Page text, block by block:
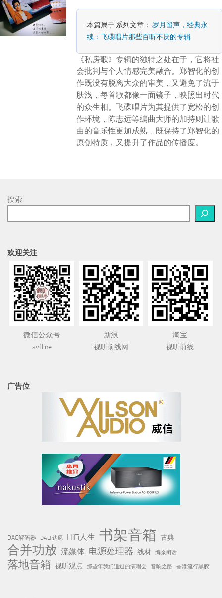
本篇属于 系列文章：岁月留声，经典永
续：飞碟唱片那些百听不厌的专辑
《私房歌》专辑的独特之处在于，它将社
会批判与个人情感完美融合。郑智化的创
作既没有脱离大众的审美，又避免了流于
肤浅，每首歌都像一面镜子，映照出时代
的众生相。飞碟唱片为其提供了宽松的创
作环境，陈志远等编曲大师的加持则让歌
曲的音乐性更加成熟，既保持了郑智化的
原创特质，又提升了作品的传播度。
搜索
欢迎关注
微信公众号
avfline
新浪
视听前线网
淘宝
视听前线
广告位
DAC解码器 DALI 达尼 HiFi人生 书架音箱 古典
合并功放 流媒体 电源处理器 线材 编余闲话
落地音箱 视听观点 那些年我们追过的演唱会 音响之路 香港流行黑胶